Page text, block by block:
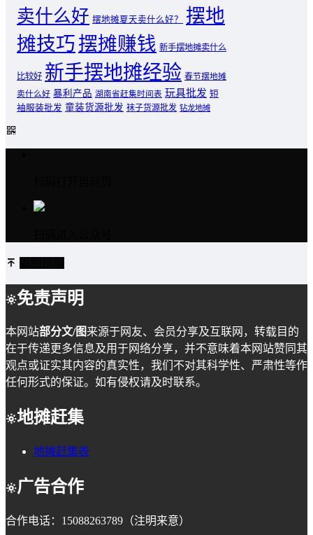
卖什么好 摆地摊夏天卖什么好？
摆地
摊技巧摆摊赚钱 新手摆地摊卖什么
比较好 新手摆地摊经验 春节摆地摊
卖什么好 暴利产品 湖南省赶集时间表 玩具批发 短
袖服装批发 童装货源批发 袜子货源批发 钻龙地摊
免责声明
本网站部分文/图来源于网友、会员分享及互联网，转载目的
在于传递更多信息及用于网络分享，并不意味着本网站赞同其
观点或证实其内容的真实性，我们不对其科学性、严肃性等作
任何形式的保证。如有侵权请及时联系。
地摊赶集
地摊赶集表
广告合作
合作电话：15088263789（注明来意）